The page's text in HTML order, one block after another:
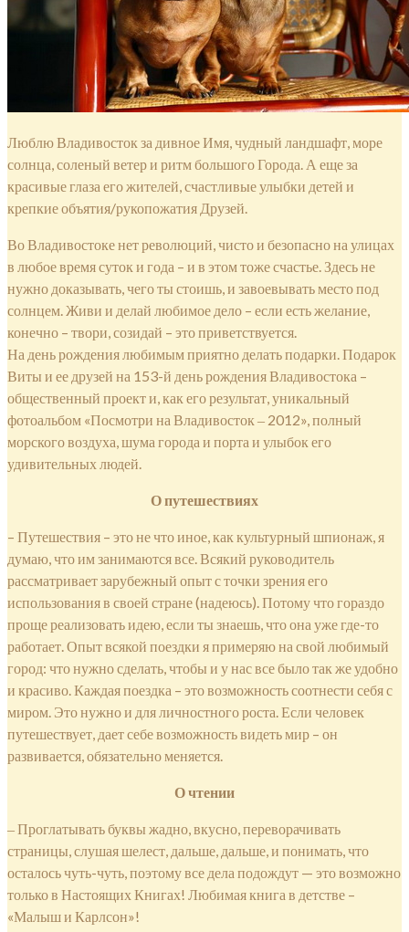
Люблю Владивосток за дивное Имя, чудный ландшафт, море
солнца, соленый ветер и ритм большого Города. А еще за
красивые глаза его жителей, счастливые улыбки детей и
крепкие объятия/рукопожатия Друзей.
Во Владивостоке нет революций, чисто и безопасно на улицах
в любое время суток и года – и в этом тоже счастье. Здесь не
нужно доказывать, чего ты стоишь, и завоевывать место под
солнцем. Живи и делай любимое дело – если есть желание,
конечно – твори, созидай – это приветствуется.
На день рождения любимым приятно делать подарки. Подарок
Виты и ее друзей на 153-й день рождения Владивостока –
общественный проект и, как его результат, уникальный
фотоальбом «Посмотри на Владивосток ‒ 2012», полный
морского воздуха, шума города и порта и улыбок его
удивительных людей.
О путешествиях
– Путешествия – это не что иное, как культурный шпионаж, я
думаю, что им занимаются все. Всякий руководитель
рассматривает зарубежный опыт с точки зрения его
использования в своей стране (надеюсь). Потому что гораздо
проще реализовать идею, если ты знаешь, что она уже где-то
работает. Опыт всякой поездки я примеряю на свой любимый
город: что нужно сделать, чтобы и у нас все было так же удобно
и красиво. Каждая поездка – это возможность соотнести себя с
миром. Это нужно и для личностного роста. Если человек
путешествует, дает себе возможность видеть мир – он
развивается, обязательно меняется.
О чтении
‒ Проглатывать буквы жадно, вкусно, переворачивать
страницы, слушая шелест, дальше, дальше, и понимать, что
осталось чуть-чуть, поэтому все дела подождут — это возможно
только в Настоящих Книгах! Любимая книга в детстве –
«Малыш и Карлсон»!